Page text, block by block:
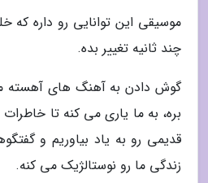
موسیقی این توانایی رو داره
چند ثانیه تغییر بده.
گوش دادن به آهنگ های آهسته
بره، به ما یاری می کنه تا خاطرات
قدیمی رو به یاد بیاوریم و
زندگی ما رو نوستالژیک می کنه.